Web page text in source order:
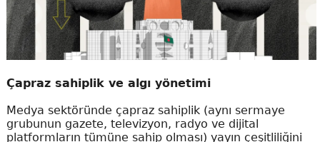
Çapraz sahiplik ve algı yönetimi
Medya sektöründe çapraz sahiplik (aynı sermaye
grubunun gazete, televizyon, radyo ve dijital
platformların tümüne sahip olması) yayın çeşitliliğini